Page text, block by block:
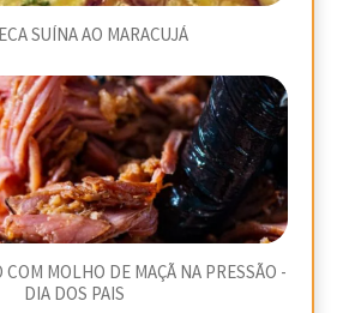
SUÍNA AO MARACUJÁ
MOLHO DE MAÇÃ NA PRESSÃO -
DIA DOS PAIS